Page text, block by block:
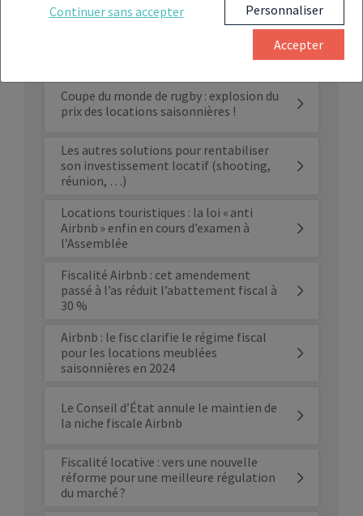
Propriétaires de meublés touristiques :
Coupe du monde de rugby : explosion du
prix des locations saisonnières !
Les autres solutions pour rentabiliser
son investissement locatif (shooting,
réunion, …)
Locations touristiques : la loi « anti
Airbnb » enfin en cours d’examen à
l’Assemblée
Fiscalité Airbnb : cet amendement
passé à l’as réduit l’abattement fiscal à
30 %
Airbnb : le fisc clarifie le régime fiscal
pour les locations meublées
saisonnières en 2024
Le Conseil d’État annule le maintien de
la niche fiscale Airbnb
Fiscalité locative : vers une nouvelle
réforme pour une meilleure régulation
du marché ?
Continuer sans accepter Personnaliser
Accepter